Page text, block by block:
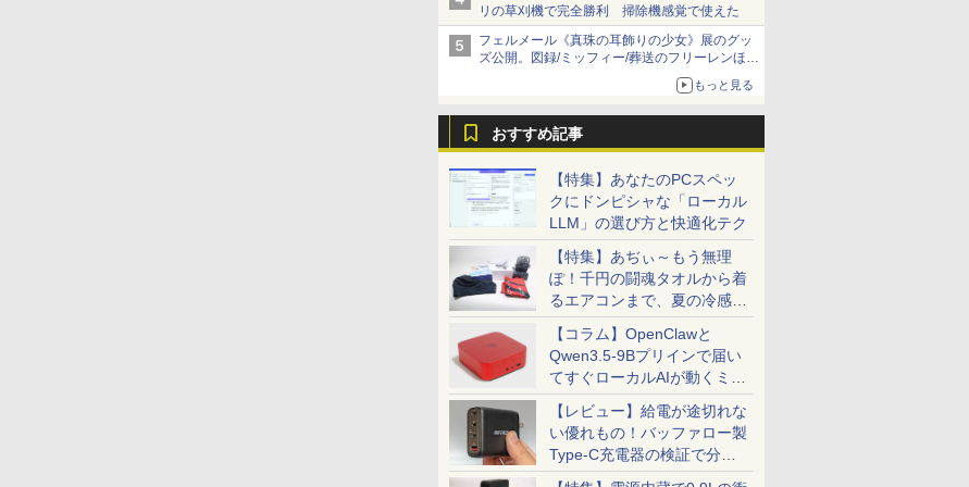
リの草刈機で完全勝利 掃除機感覚で使えた
フェルメール《真珠の耳飾りの少女》展のグッ
ズ公開。図録/ミッフィー/葬送のフリーレンほ
もっと見る
おすすめ記事
【特集】あなたのPCスペッ
クにドンピシャな「ローカル
LLM」の選び方と快適化テク
【特集】あぢぃ～もう無理
ぽ！千円の闘魂タオルから着
るエアコンまで、夏の冷感グ
ッズ一挙紹介
【コラム】OpenClawと
Qwen3.5-9Bプリインで届い
てすぐローカルAIが動くミニ
PC「SER9 Pro」
【レビュー】給電が途切れな
い優れもの！バッファロー製
Type-C充電器の検証で分か
ったこと